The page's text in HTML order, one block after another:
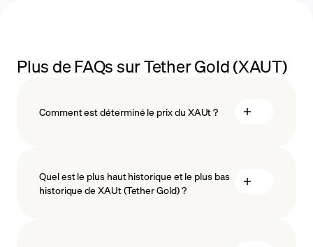
Plus de FAQs sur Tether Gold (XAUT)
Comment est déterminé le prix du XAUt ?
Quel est le plus haut historique et le plus bas
historique de XAUt (Tether Gold) ?